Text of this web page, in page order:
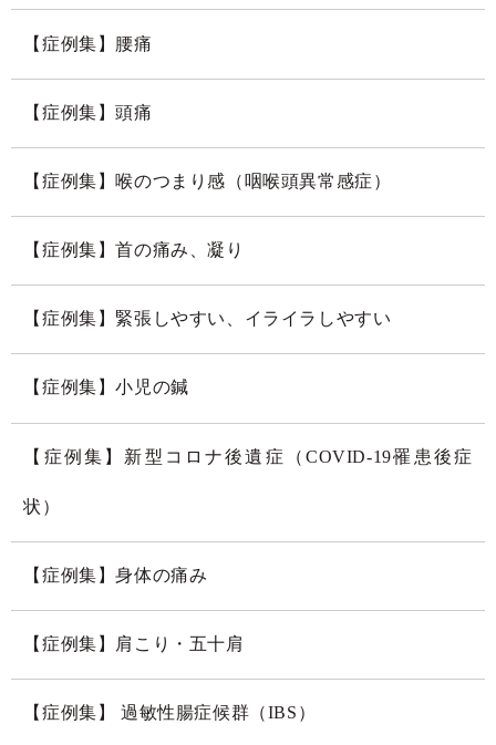
【症例集】腰痛
【症例集】頭痛
【症例集】喉のつまり感（咽喉頭異常感症）
【症例集】首の痛み、凝り
【症例集】緊張しやすい、イライラしやすい
【症例集】小児の鍼
【症例集】新型コロナ後遺症（COVID-19罹患後症
状）
【症例集】身体の痛み
【症例集】肩こり・五十肩
【症例集】 過敏性腸症候群（IBS）